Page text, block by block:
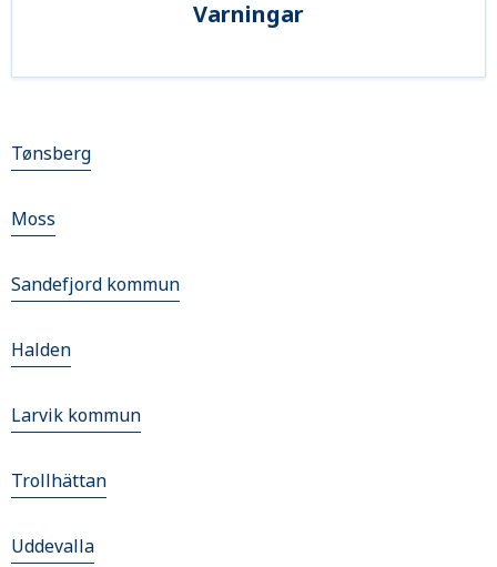
Varningar
Tønsberg
Moss
Sandefjord kommun
Halden
Larvik kommun
Trollhättan
Uddevalla